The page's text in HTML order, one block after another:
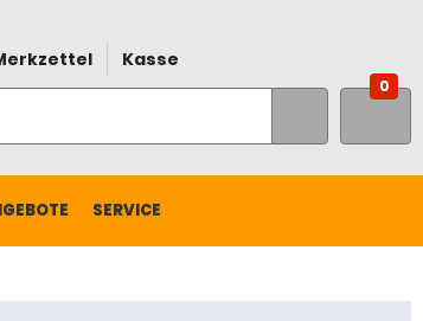
Kasse
0
SERVICE